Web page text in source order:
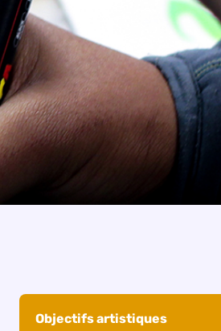
Objectifs artistiques